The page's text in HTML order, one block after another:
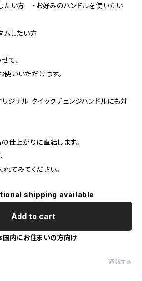
たい方 ・お好みのハンドルを使いたい
ムしたい方
て、
いいただけます。
ジナル クイックチェンジハンドルにも対
仕上がりに直結します。
てみてください。
shipping available
Add to cart
国内にお住まいの方向け
通報する